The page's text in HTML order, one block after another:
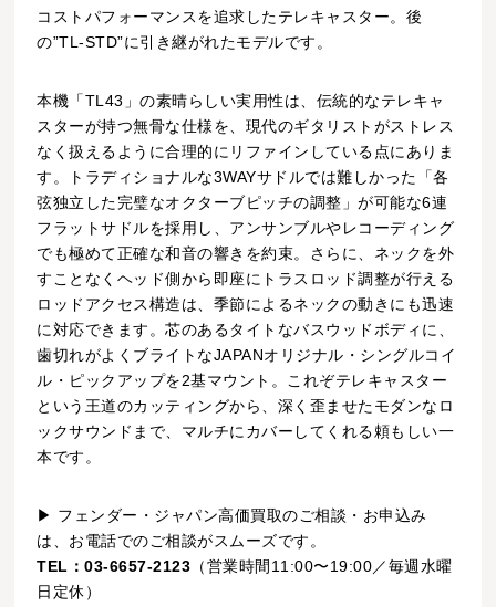
コストパフォーマンスを追求したテレキャスター。後
の”TL-STD”に引き継がれたモデルです。
本機「TL43」の素晴らしい実用性は、伝統的なテレキャ
スターが持つ無骨な仕様を、現代のギタリストがストレス
なく扱えるように合理的にリファインしている点にありま
す。トラディショナルな3WAYサドルでは難しかった「各
弦独立した完璧なオクターブピッチの調整」が可能な6連
フラットサドルを採用し、アンサンブルやレコーディング
でも極めて正確な和音の響きを約束。さらに、ネックを外
すことなくヘッド側から即座にトラスロッド調整が行える
ロッドアクセス構造は、季節によるネックの動きにも迅速
に対応できます。芯のあるタイトなバスウッドボディに、
歯切れがよくブライトなJAPANオリジナル・シングルコイ
ル・ピックアップを2基マウント。これぞテレキャスター
という王道のカッティングから、深く歪ませたモダンなロ
ックサウンドまで、マルチにカバーしてくれる頼もしい一
本です。
▶ フェンダー・ジャパン高価買取のご相談・お申込み
は、お電話でのご相談がスムーズです。
TEL：03-6657-2123 （営業時間11:00〜19:00／毎週水曜
日定休）